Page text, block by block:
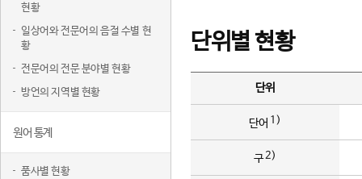
현황
일상어와 전문어의 음절 수별 현
황
전문어의 전문 분야별 현황
방언의 지역별 현황
원어 통계
품사별 현황
단위별 현황
단위
단어 1)
구2)